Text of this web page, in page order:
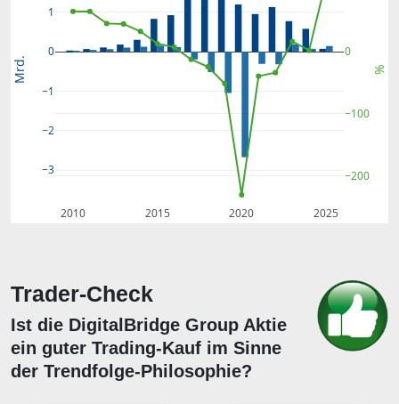
2010 2015 2020 2025
−3
−2
−1
0
1
−200
−100
0
Mrd. %
Trader-Check
Ist die DigitalBridge Group Aktie
ein guter Trading-Kauf im Sinne
der Trendfolge-Philosophie?